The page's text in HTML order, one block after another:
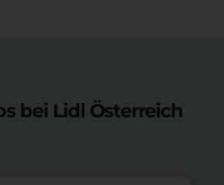
bei Lidl Österreich